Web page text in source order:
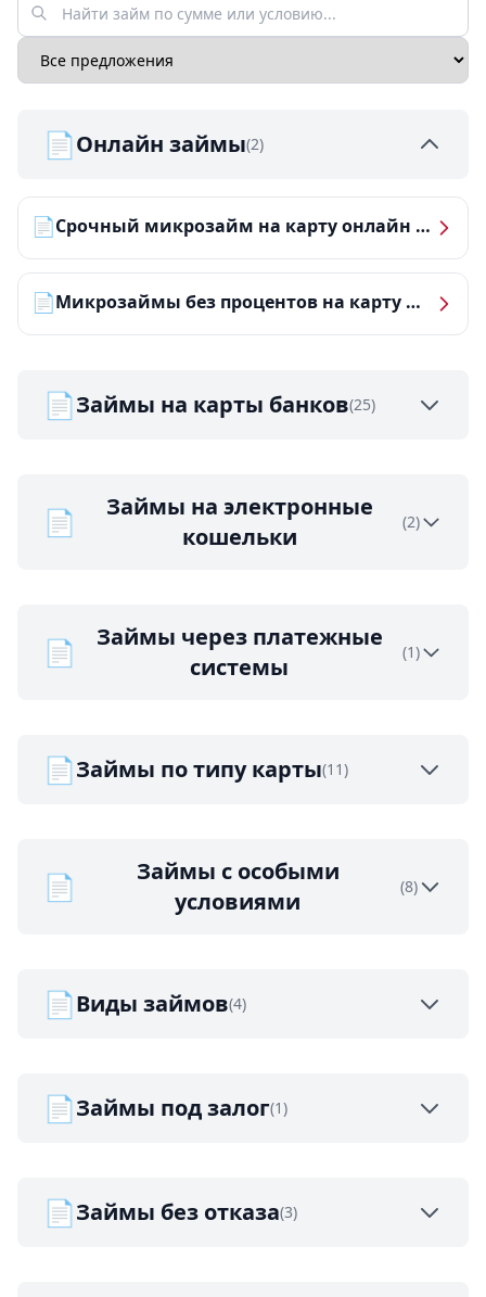
📄Онлайн займы(2)
📄 Срочный микрозайм на карту онлайн — получить деньги за 5 минут
📄 Микрозаймы без процентов на карту — ТОП-10 за 2026 год
📄Займы на карты банков(25)
📄
Займы на электронные
кошельки
(2)
📄
Займы через платежные
системы
(1)
📄Займы по типу карты(11)
📄
Займы с особыми
условиями
(8)
📄Виды займов(4)
📄Займы под залог(1)
📄Займы без отказа(3)